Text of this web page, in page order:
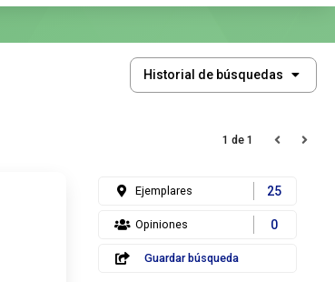
Historial
de
Historial de búsquedas
1 de 1
Ejemplares 25
Opiniones 0
Guardar búsqueda